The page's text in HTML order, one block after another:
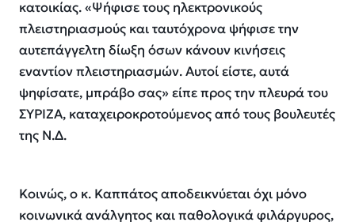
κατοικίας. «Ψήφισε τους ηλεκτρονικούς
πλειστηριασμούς και ταυτόχρονα ψήφισε την
αυτεπάγγελτη δίωξη όσων κάνουν κινήσεις
εναντίον πλειστηριασμών. Αυτοί είστε, αυτά
ψηφίσατε, μπράβο σας» είπε προς την πλευρά του
ΣΥΡΙΖΑ, καταχειροκροτούμενος από τους βουλευτές
της Ν.Δ.
Κοινώς, ο κ. Καππάτος αποδεικνύεται όχι μόνο
κοινωνικά ανάλγητος και παθολογικά φιλάργυρος,